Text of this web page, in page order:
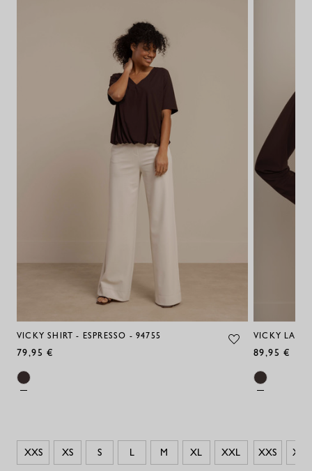
VICKY SHIRT - ESPRESSO - 94755
79,95 €
XXS XS S L M XL XXL
VICKY
89,95 €
XXS XS